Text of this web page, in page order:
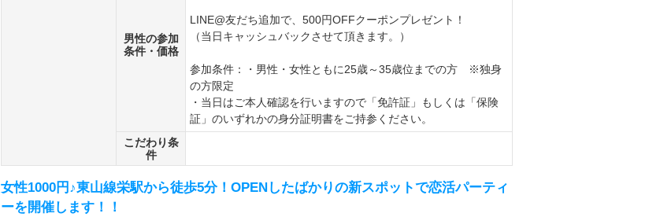
男性の参加
条件・価格
LINE@友だち追加で、500円OFFクーポンプレゼント！
（当日キャッシュバックさせて頂きます。）
参加条件：・男性・女性ともに25歳～35歳位までの方 ※独身
の方限定
・当日はご本人確認を行いますので「免許証」もしくは「保険
証」のいずれかの身分証明書をご持参ください。
こだわり条
件
女性1000円♪東山線栄駅から徒歩5分！OPENしたばかりの新スポットで恋活パーティ
ーを開催します！！